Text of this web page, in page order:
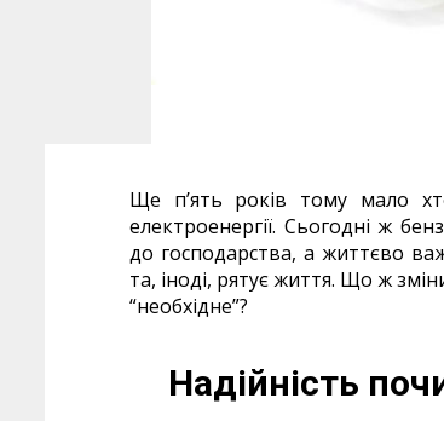
Ще п’ять років тому мало
електроенергії. Сьогодні ж
до господарства, а життєво
та, іноді, рятує життя. Що ж
“необхідне”?
Надійність